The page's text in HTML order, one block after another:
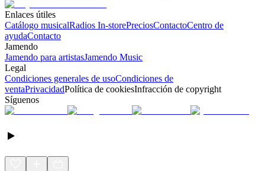
Enlaces útiles
Catálogo musicalRadios In-storePreciosContactoCentro de
ayudaContacto
Jamendo
Jamendo para artistasJamendo Music
Legal
Condiciones generales de usoCondiciones de
ventaPrivacidadPolítica de cookiesInfracción de copyright
Síguenos